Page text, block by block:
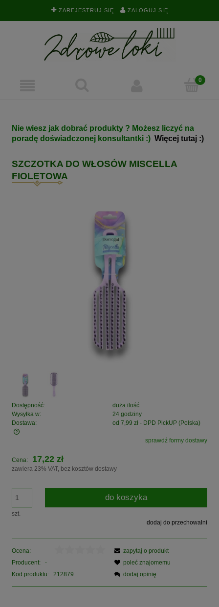
ZAREJESTRUJ SIĘ ZALOGUJ SIĘ
Nie wiesz jak dobrać produkty ? Możesz liczyć na
poradę doświadczonej konsultantki :) Więcej tutaj :)
SZCZOTKA DO WŁOSÓW MISCELLA
FIOLETOWA
Dostępność:
duża ilość
Wysyłka w:
24 godziny
Dostawa:
od 7,99 zł - DPD PickUP (Polska)
Cena nie zawiera ewentualnych kosztów płatnościsprawdź formy dostawy
Cena: 17,22 zł
zawiera 23% VAT, bez kosztów dostawy
szt.
do koszyka
dodaj do przechowalni
Ocena:
Producent:
-
Kod produktu:
212879
zapytaj o produkt
poleć znajomemu
dodaj opinię